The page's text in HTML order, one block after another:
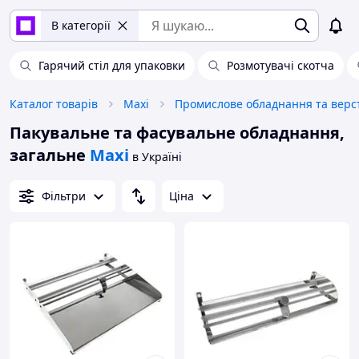
В категорії
Гарячий стіл для упаковки Розмотувачі скотча
Каталог товарів Maxi
Пакувальне та фасувальне обладнання,
загальне Maxi в Україні
Фільтри Ціна